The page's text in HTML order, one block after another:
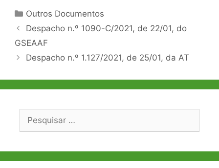
Categorias
Outros Documentos
Navegação
de
Despacho n.º 1090-C/2021, de 22/01, do
GSEAAF
Despacho n.º 1.127/2021, de 25/01, da AT
Pesquisar